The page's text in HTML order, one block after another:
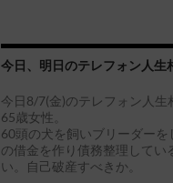
今日、明日のテレフォン人生
今日8/7(金)のテレフォン人生
65歳女性。
60頭の犬を飼いブリーダーを
の借金を作り債務整理してい
い。自己破産すべきか。